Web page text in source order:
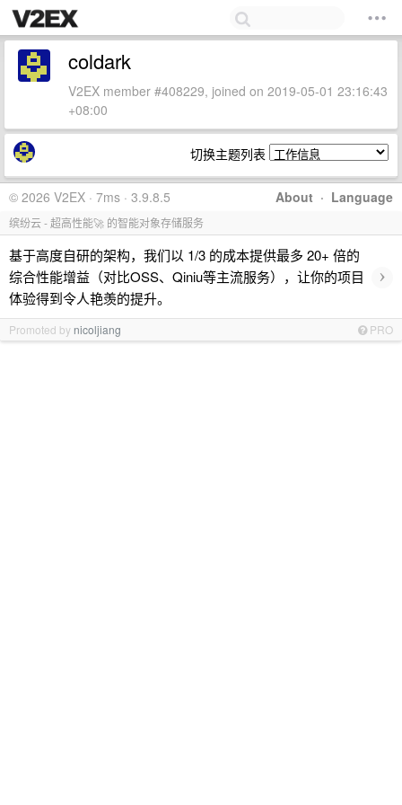
coldark
V2EX member #408229, joined on 2019-05-01 23:16:43
+08:00
切换主题列表
About · Language
© 2026 V2EX · 7ms · 3.9.8.5
缤纷云 - 超高性能🚀 的智能对象存储服务
基于高度自研的架构，我们以 1/3 的成本提供最多 20+ 倍的
综合性能增益（对比OSS、Qiniu等主流服务），让你的项目
体验得到令人艳羡的提升。
›
Promoted by nicoljiang PRO